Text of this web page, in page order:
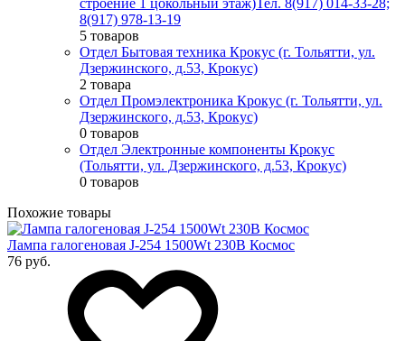
строение 1 цокольный этаж)Тел. 8(917) 014-33-28;
8(917) 978-13-19
5 товаров
Отдел Бытовая техника Крокус (г. Тольятти, ул.
Дзержинского, д.53, Крокус)
2 товара
Отдел Промэлектроника Крокус (г. Тольятти, ул.
Дзержинского, д.53, Крокус)
0 товаров
Отдел Электронные компоненты Крокус
(Тольятти, ул. Дзержинского, д.53, Крокус)
0 товаров
Похожие товары
Лампа галогеновая J-254 1500Wt 230B Космос
76 руб.